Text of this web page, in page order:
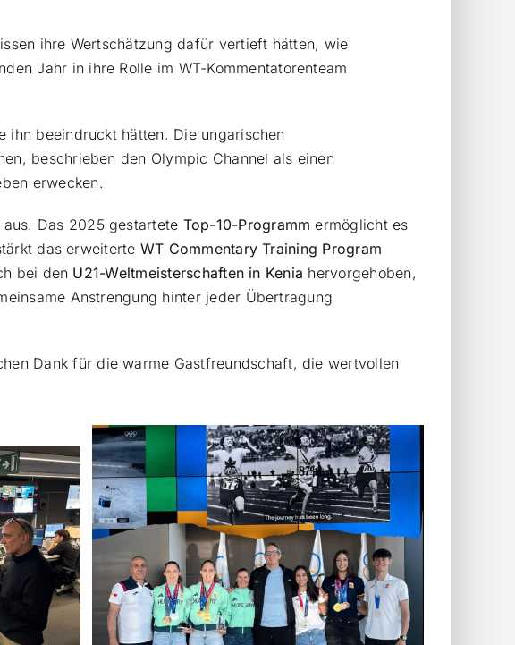
ihre Wertschätzung dafür vertieft hätten, wie
Jahr in ihre Rolle im WT-Kommentatorenteam
ihn beeindruckt hätten. Die ungarischen
beschrieben den Olympic Channel als einen
erwecken.
Das 2025 gestartete Top-10-Programm ermöglicht es
das erweiterte WT Commentary Training Program
bei den U21-Weltmeisterschaften in Kenia hervorgehoben,
Anstrengung hinter jeder Übertragung
Dank für die warme Gastfreundschaft, die wertvollen